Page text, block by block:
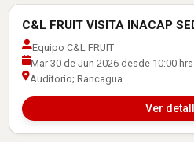
Actividades con Empresas
C&L FRUIT VISITA INACAP
Equipo C&L FRUIT
Mar 30 de Jun 2026 desde 10:00
Auditorio; Rancagua
Ver